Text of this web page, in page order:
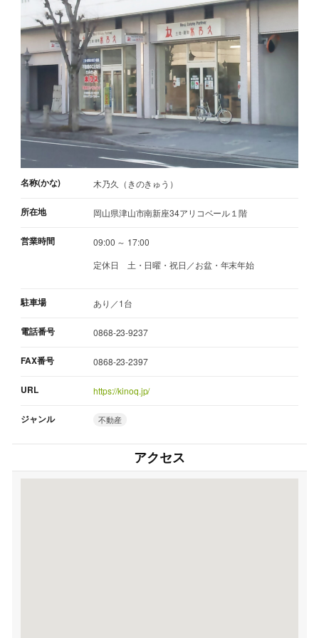
名称(かな) 木乃久（きのきゅう）
所在地 岡山県津山市南新座34アリコベール１階
営業時間
09:00 ～ 17:00
定休日
土・日曜・祝日／お盆・年末年始
駐車場 あり／1台
電話番号 0868-23-9237
FAX番号 0868-23-2397
URL https://kinoq.jp/
ジャンル 不動産
アクセス